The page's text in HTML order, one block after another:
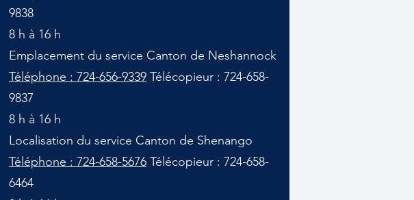
9838
8 h à 16 h
Emplacement du service Canton de Neshannock
Téléphone : 724-656-9339 Télécopieur : 724-658-
9837
8 h à 16 h
Localisation du service Canton de Shenango
Téléphone : 724-658-5676 Télécopieur : 724-658-
6464